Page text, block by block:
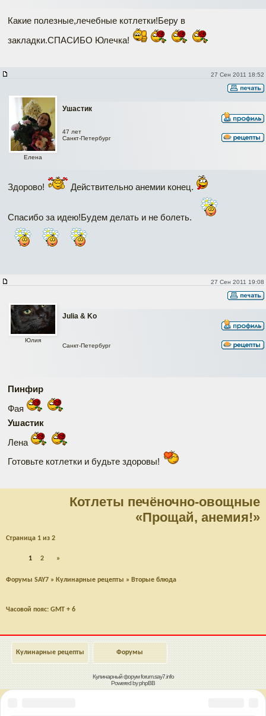
Какие полезные,лечебные котлетки!Беру в
закладки.СПАСИБО Юлечка!
27 Сен 2011 18:52
Ушастик
Елена
47 лет
Санкт-Петербург
Здорово! Действительно анемии конец.
Спасибо за идею!Будем делать и не болеть.
27 Сен 2011 19:08
Julia & Ko
Юлия
Санкт-Петербург
Пинфир
Фая
Ушастик
Лена
Готовьте котлетки и будьте здоровы!
Котлеты печёночно-овощные
«Прощай, анемия!»
Страница 1 из 2
1 2 »
Форумы SAY7 » Кулинарные рецепты » Вторые блюда
Часовой пояс: GMT + 6
Кулинарные рецепты Форумы
Кулинарный форумforum.say7.info
Powered byphpBB